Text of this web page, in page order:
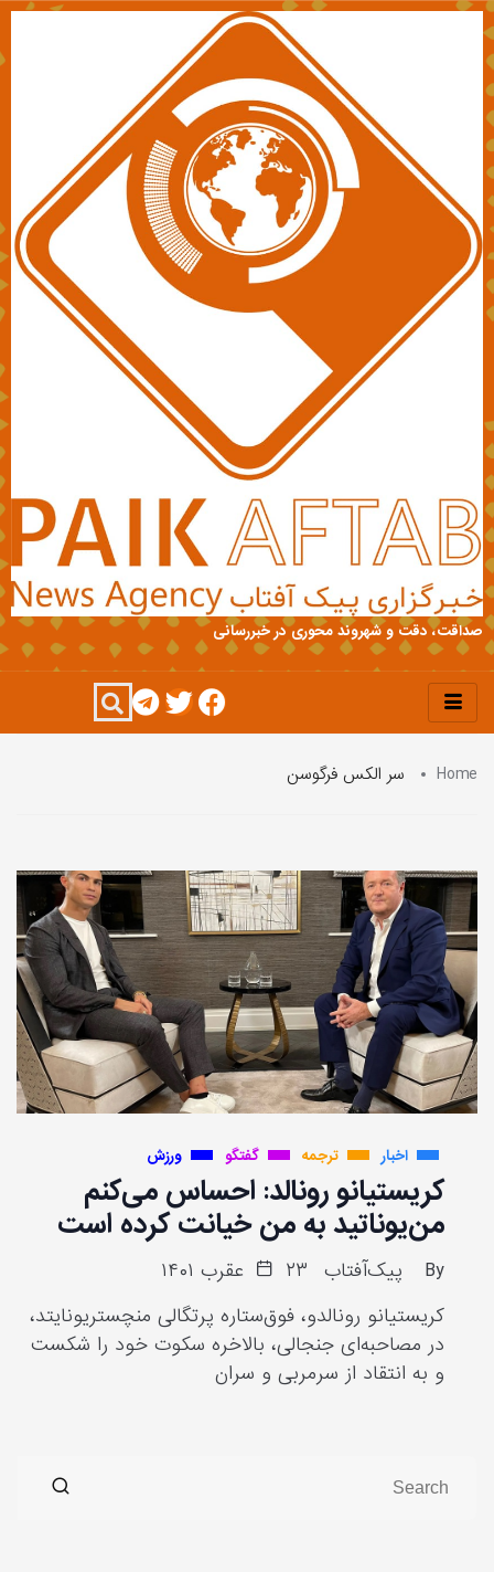
صداقت، دقت و شهروند محوری در خبررسانی
Home سر الکس فرگوسن
اخبار ترجمه گفتگو ورزش
کریستیانو رونالد: احساس می‌کنم
من‌یوناتید به من خیانت کرده است
By پیک‌آفتاب
۲۳ عقرب ۱۴۰۱
کریستیانو رونالدو، فوق‌ستاره پرتگالی منچستریونایتد،
در مصاحبه‌ای جنجالی، بالاخره سکوت خود را شکست
و به انتقاد از سرمربی و سران